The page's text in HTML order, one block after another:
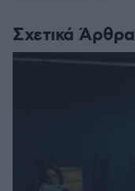
Σχετικά Άρθρα